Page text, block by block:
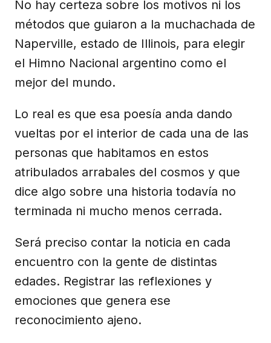
No hay certeza sobre los motivos ni los
métodos que guiaron a la muchachada de
Naperville, estado de Illinois, para elegir
el Himno Nacional argentino como el
mejor del mundo.
Lo real es que esa poesía anda dando
vueltas por el interior de cada una de las
personas que habitamos en estos
atribulados arrabales del cosmos y que
dice algo sobre una historia todavía no
terminada ni mucho menos cerrada.
Será preciso contar la noticia en cada
encuentro con la gente de distintas
edades. Registrar las reflexiones y
emociones que genera ese
reconocimiento ajeno.